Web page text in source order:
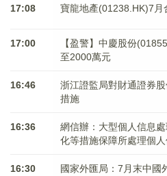
17:08 寶龍地產(01238.HK)7月
17:00
【盈警】中慶股份
至2000萬元
16:46
浙江證監局對財通證券
措施
16:36
網信辦：大型個人信息
化等措施保障所處理個
16:30
國家外匯局：7月末中國